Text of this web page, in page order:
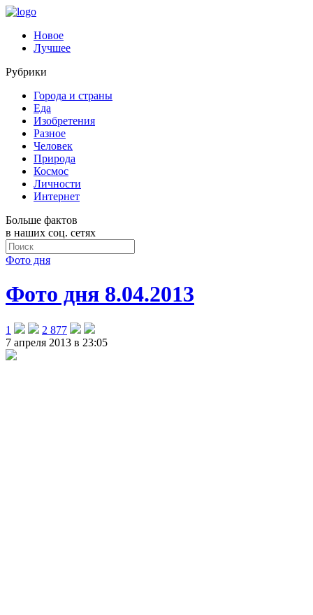
Новое
Лучшее
Рубрики
Города и страны
Еда
Изобретения
Разное
Человек
Природа
Космос
Личности
Интернет
Больше фактов
в наших соц. сетях
Фото дня
Фото дня 8.04.2013
1
2 877
7 апреля 2013 в 23:05